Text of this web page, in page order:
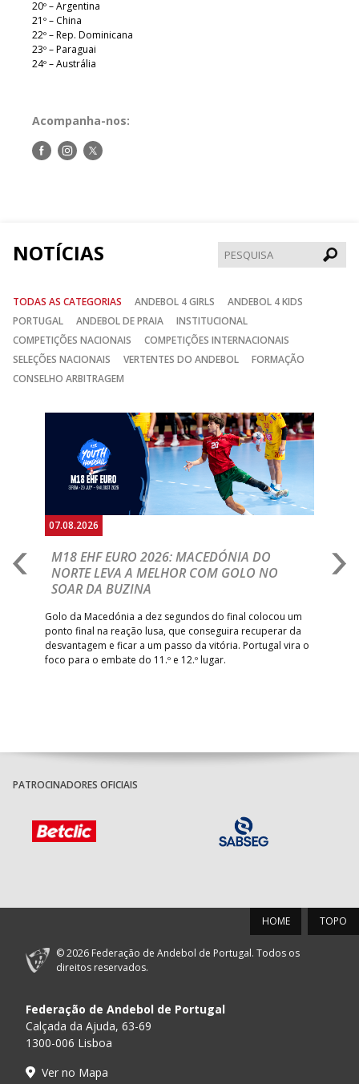
20º – Argentina
21º – China
22º – Rep. Dominicana
23º – Paraguai
24º – Austrália
Acompanha-nos:
Siga-Siga-Siga-
NOTÍCIAS
TODAS AS CATEGORIAS ANDEBOL 4 GIRLS
ANDEBOL 4 KIDS
PORTUGAL
ANDEBOL DE PRAIA
INSTITUCIONAL
COMPETIÇÕES NACIONAIS
COMPETIÇÕES INTERNACIONAIS
SELEÇÕES NACIONAIS
VERTENTES DO ANDEBOL
FORMAÇÃO
CONSELHO ARBITRAGEM
07.08.2026
M18 EHF EURO 2026: MACEDÓNIA DO
NORTE LEVA A MELHOR COM GOLO NO
SOAR DA BUZINA
Golo da Macedónia a dez segundos do final colocou um
ponto final na reação lusa, que conseguira recuperar da
desvantagem e ficar a um passo da vitória. Portugal vira o
foco para o embate do 11.º e 12.º lugar.
PATROCINADORES OFICIAIS
TOPO
HOME
© 2026 Federação de Andebol de Portugal. Todos os
direitos reservados.
Federação de Andebol de Portugal
Calçada da Ajuda, 63-69
1300-006 Lisboa
Ver no Mapa